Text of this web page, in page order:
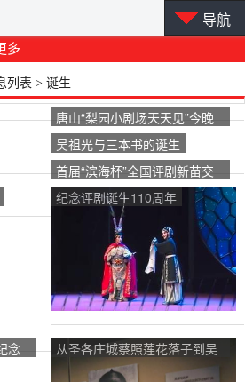
多
导航
列表 > 诞生
唐山“梨园小剧场天天见”今晚
开幕。
吴祖光与三本书的诞生
首届“滨海杯”全国评剧新苗交
流展诞生了10名全国评剧未来
明星和40名全国评剧新苗
纪念评剧诞生110周年
念
从圣各庄城蔡照莲花落子到吴
陀折子戏——平剧诞生初期的